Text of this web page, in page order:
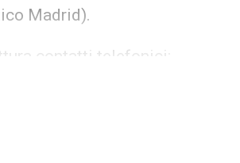
Madrid).
contatti telefonici:
al Real la prossima